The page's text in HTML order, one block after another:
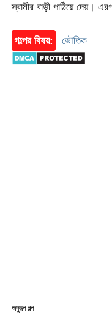
স্বামীর বাড়ী পাঠিয়ে দেয়।
গল্পের বিষয়: ভৌতিক
অনুরূপ গল্প